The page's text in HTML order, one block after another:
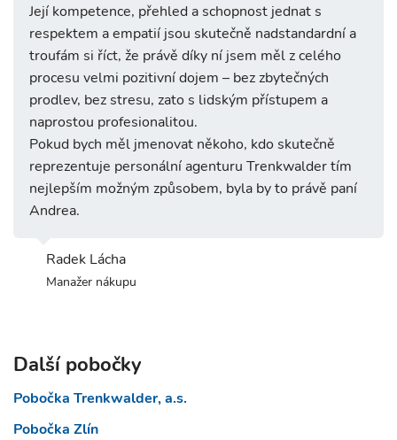
Její kompetence, přehled a schopnost jednat s
respektem a empatií jsou skutečně nadstandardní a
troufám si říct, že právě díky ní jsem měl z celého
procesu velmi pozitivní dojem – bez zbytečných
prodlev, bez stresu, zato s lidským přístupem a
naprostou profesionalitou.
Pokud bych měl jmenovat někoho, kdo skutečně
reprezentuje personální agenturu Trenkwalder tím
nejlepším možným způsobem, byla by to právě paní
Andrea.
Radek Lácha
Manažer nákupu
Další pobočky
Pobočka Trenkwalder, a.s.
Pobočka Zlín